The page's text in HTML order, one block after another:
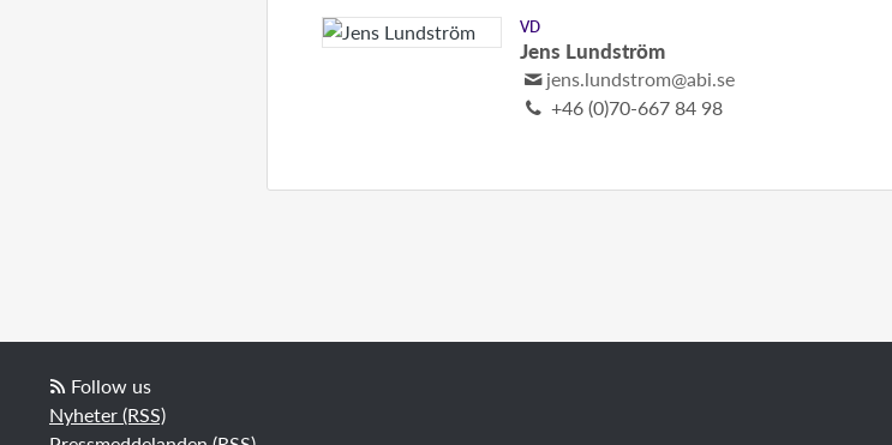
VD
Jens Lundström
jens.lundstrom@abi.se
+46 (0)70-667 84 98
Follow us
Nyheter (RSS)